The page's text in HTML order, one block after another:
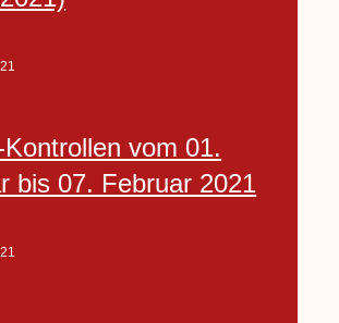
Kontrollen vom 01.
bis 07. Februar 2021